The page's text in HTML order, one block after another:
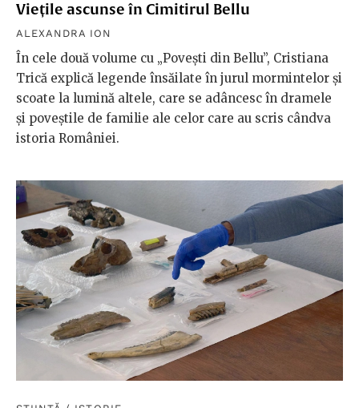
Viețile ascunse în Cimitirul Bellu
ALEXANDRA ION
În cele două volume cu „Povești din Bellu”, Cristiana
Trică explică legende însăilate în jurul mormintelor și
scoate la lumină altele, care se adâncesc în dramele
și poveștile de familie ale celor care au scris cândva
istoria României.